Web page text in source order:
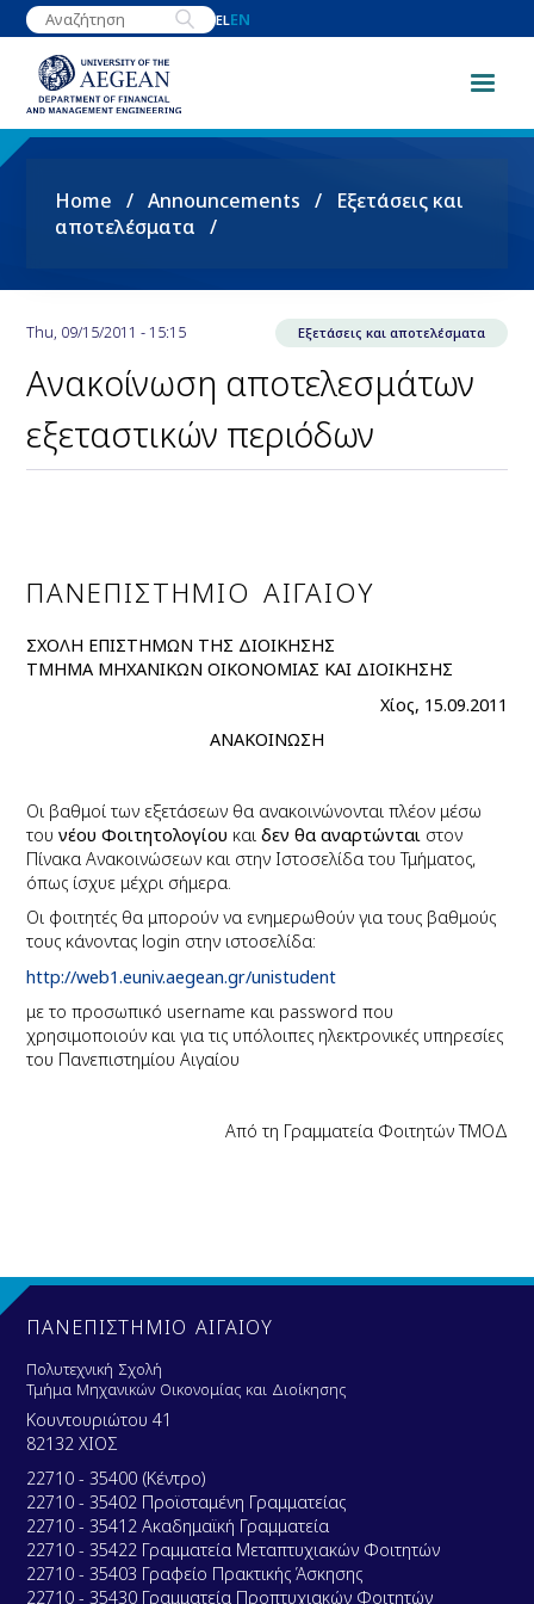
Skip
to
content
ELEN
Breadcrumb
Home Announcements
Εξετάσεις και
αποτελέσματα
Thu, 09/15/2011 - 15:15 Εξετάσεις και αποτελέσματα
Ανακοίνωση αποτελεσμάτων
εξεταστικών περιόδων
ΠΑΝΕΠΙΣΤΗΜΙΟ ΑΙΓΑΙΟΥ
ΣΧΟΛΗ ΕΠΙΣΤΗΜΩΝ ΤΗΣ ΔΙΟΙΚΗΣΗΣ
ΤΜΗΜΑ ΜΗΧΑΝΙΚΩΝ ΟΙΚΟΝΟΜΙΑΣ ΚΑΙ ΔΙΟΙΚΗΣΗΣ
Χίος, 15.09.2011
ΑΝΑΚΟΙΝΩΣΗ
Οι βαθμοί των εξετάσεων θα ανακοινώνονται πλέον μέσω
τουνέου Φοιτητολογίου καιδεν θα αναρτώνται στον
Πίνακα Ανακοινώσεων και στην Ιστοσελίδα του Τμήματος,
όπως ίσχυε μέχρι σήμερα.
Οι φοιτητές θα μπορούν να ενημερωθούν για τους βαθμούς
τους κάνοντας login στην ιστοσελίδα:
http://web1.euniv.aegean.gr/unistudent
με το προσωπικό username και password που
χρησιμοποιούν και για τις υπόλοιπες ηλεκτρονικές υπηρεσίες
του Πανεπιστημίου Αιγαίου
Από τη Γραμματεία Φοιτητών ΤΜΟΔ
ΠΑΝΕΠΙΣΤΗΜΙΟ ΑΙΓΑΙΟΥ
Πολυτεχνική Σχολή
Τμήμα Μηχανικών Οικονομίας και Διοίκησης
Κουντουριώτου 41
82132 ΧΙΟΣ
22710 - 35400 (Κέντρο)
22710 - 35402 Προϊσταμένη Γραμματείας
22710 - 35412 Ακαδημαϊκή Γραμματεία
22710 - 35422 Γραμματεία Μεταπτυχιακών Φοιτητών
22710 - 35403 Γραφείο Πρακτικής Άσκησης
22710 - 35430 Γραμματεία Προπτυχιακών Φοιτητών